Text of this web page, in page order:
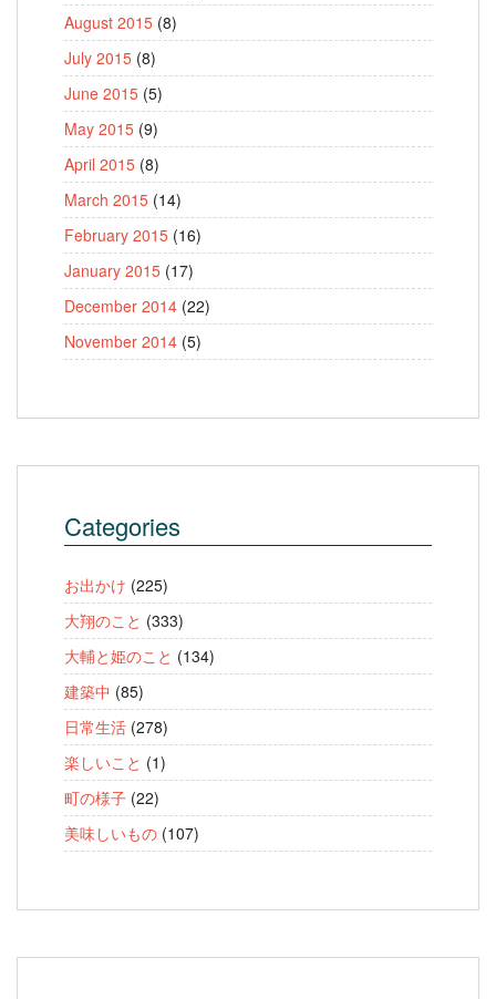
August 2015 (8)
July 2015 (8)
June 2015 (5)
May 2015 (9)
April 2015 (8)
March 2015 (14)
February 2015 (16)
January 2015 (17)
December 2014 (22)
November 2014 (5)
Categories
お出かけ (225)
大翔のこと (333)
大輔と姫のこと (134)
建築中 (85)
日常生活 (278)
楽しいこと (1)
町の様子 (22)
美味しいもの (107)